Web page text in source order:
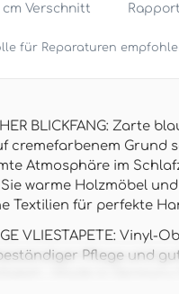
cm Verschnitt
für Reparaturen
BLICKFANG: Zarte
cremefarbenem Grund
Atmosphäre im
warme Holzmöbel und
Textilien für perfekte
VLIESTAPETE: Vinyl-
Pflege und